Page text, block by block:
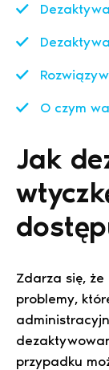
O czym
Jak
Zdarza się,
problemy,
przypadku